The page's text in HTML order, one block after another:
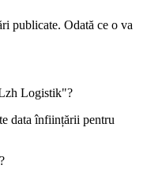
publicate. Odată ce o va
Logistik"?
data înființării pentru
?